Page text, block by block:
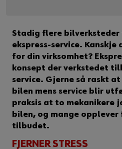
Stadig flere bilverksteder
ekspress-service. Kanskje
for din virksomhet?
konsept der verkstedet
service. Gjerne så raskt
bilen mens service blir
praksis at to mekanikere
bilen, og mange
tilbudet.
FJERNER STRESS